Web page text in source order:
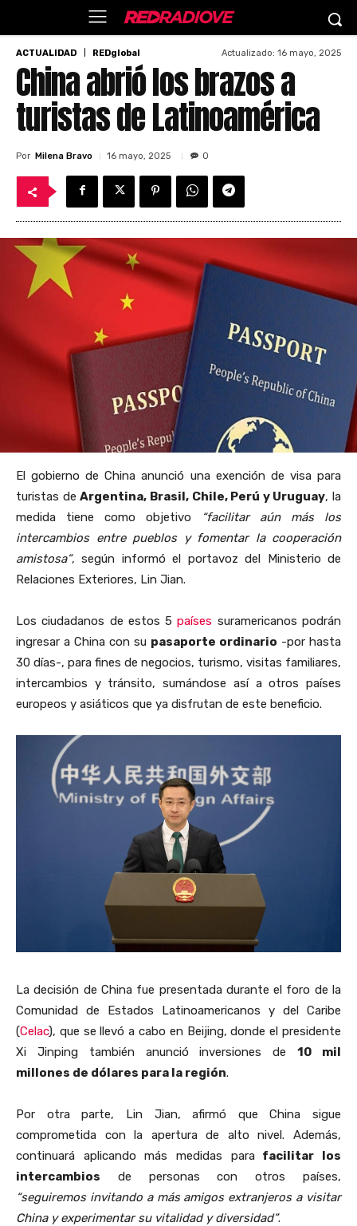
ACTUALIDAD REDglobal Actualizado: 16 mayo, 2025
China abrió los brazos a
turistas de Latinoamérica
Por Milena Bravo 16 mayo, 2025 0
El gobierno de China anunció una exención de visa para
turistas deArgentina, Brasil, Chile, Perú y Uruguay, la
medida tiene como objetivo
“facilitar aún más los
intercambios entre pueblos y fomentar la cooperación
amistosa”, según informó el portavoz del Ministerio de
Relaciones Exteriores, Lin Jian.
Los ciudadanos de estos 5países suramericanos podrán
ingresar a China con su pasaporte ordinario -por hasta
30 días-, para fines de negocios, turismo, visitas familiares,
intercambios y tránsito, sumándose así a otros países
europeos y asiáticos que ya disfrutan de este beneficio.
La decisión de China fue presentada durante el foro de la
Comunidad de Estados Latinoamericanos y del Caribe
(Celac), que se llevó a cabo en Beijing, donde el presidente
Xi Jinping también anunció inversiones de10 mil
millones de dólares para la región.
Por otra parte, Lin Jian, afirmó que China sigue
comprometida con la apertura de alto nivel. Además,
continuará aplicando más medidas parafacilitar los
intercambios de personas con otros países,
“seguiremos invitando a más amigos extranjeros a visitar
China y experimentar su vitalidad y diversidad”.